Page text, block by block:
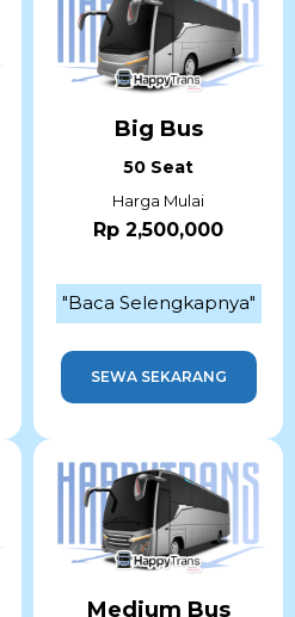
Big Bus
50 Seat
Harga Mulai
Rp 2,500,000
"Baca Selengkapnya"
SEWA SEKARANG
Medium Bus